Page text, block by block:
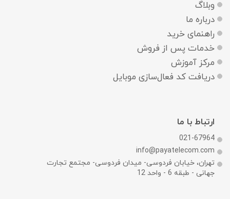
وبلاگ
درباره ما
راهنمای خرید
خدمات پس از فروش
مرکز آموزش
دریافت کد فعال‌سازی موبایل
ارتباط با ما
021-67964
info@payatelecom.com
تهران، خیابان فردوسی- میدان فردوسی- مجتمع تجارت
جهانی - طبقه 6 - واحد 12